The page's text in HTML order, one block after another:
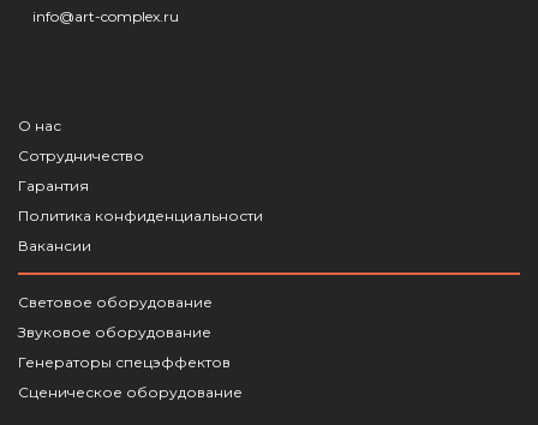
info@art-complex.ru
О нас
Сотрудничество
Гарантия
Политика конфиденциальности
Вакансии
Световое оборудование
Звуковое оборудование
Генераторы спецэффектов
Сценическое оборудование